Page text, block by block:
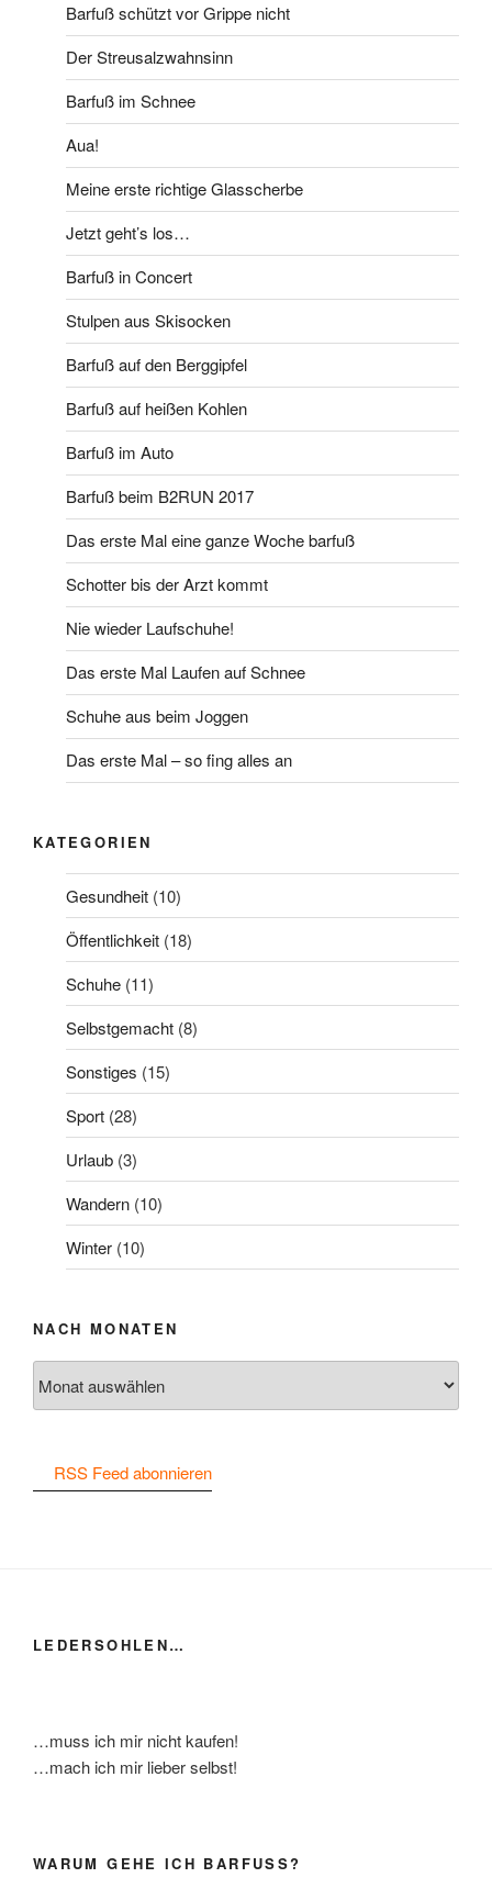
Barfuß schützt vor Grippe nicht
Der Streusalzwahnsinn
Barfuß im Schnee
Aua!
Meine erste richtige Glasscherbe
Jetzt geht’s los…
Barfuß in Concert
Stulpen aus Skisocken
Barfuß auf den Berggipfel
Barfuß auf heißen Kohlen
Barfuß im Auto
Barfuß beim B2RUN 2017
Das erste Mal eine ganze Woche barfuß
Schotter bis der Arzt kommt
Nie wieder Laufschuhe!
Das erste Mal Laufen auf Schnee
Schuhe aus beim Joggen
Das erste Mal – so fing alles an
KATEGORIEN
Gesundheit (10)
Öffentlichkeit (18)
Schuhe (11)
Selbstgemacht (8)
Sonstiges (15)
Sport (28)
Urlaub (3)
Wandern (10)
Winter (10)
NACH MONATEN
Monaten
RSS Feed abonnieren
LEDERSOHLEN…
…muss ich mir nicht kaufen!
…mach ich mir lieber selbst!
WARUM GEHE ICH BARFUSS?